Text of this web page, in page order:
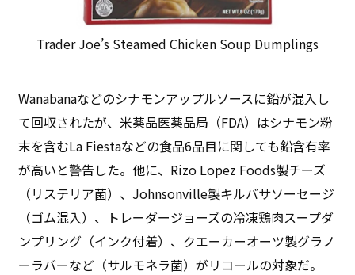
Trader Joe’s Steamed Chicken Soup Dumplings
Wanabanaなどのシナモンアップルソースに鉛が混入し
て回収されたが、米薬品医薬品局（FDA）はシナモン粉
末を含むLa Fiestaなどの食品6品目に関しても鉛含有率
が高いと警告した。他に、Rizo Lopez Foods製チーズ
（リステリア菌）、Johnsonville製キルバサソーセージ
（ゴム混入）、トレーダージョーズの冷凍鶏肉スープダ
ンプリング（インク付着）、クエーカーオーツ製グラノ
ーラバーなど（サルモネラ菌）がリコールの対象だ。